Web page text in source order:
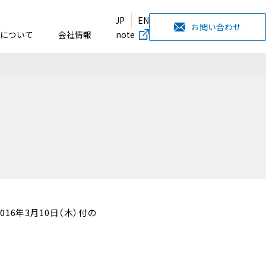
JP
EN
ついて 会社情報 note
お問い合わせ
年3月10日（木）付の